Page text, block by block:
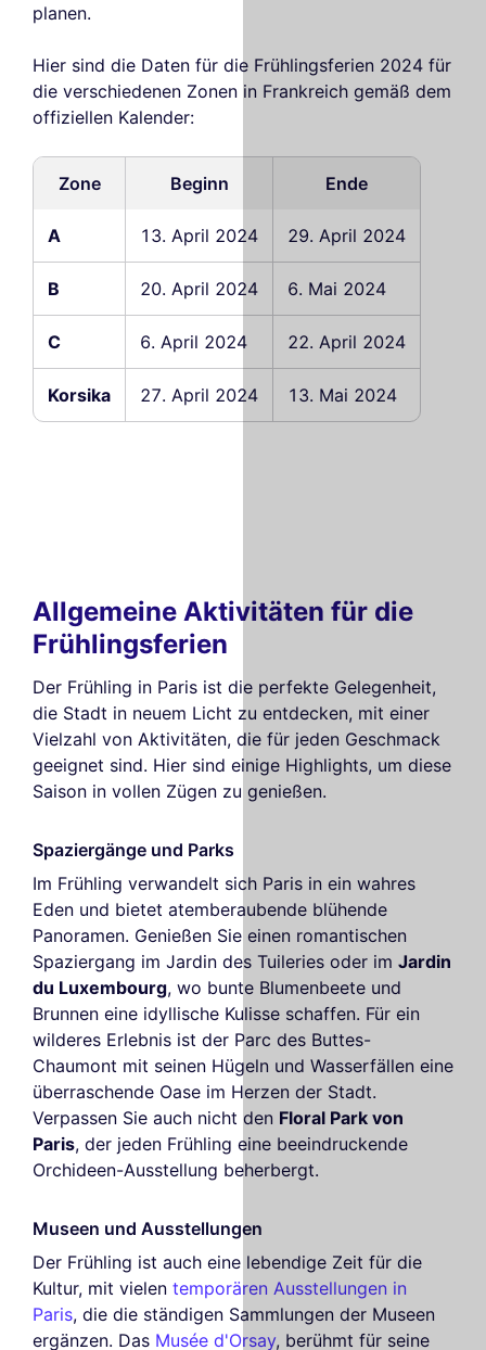
planen.
Hier sind die Daten für die Frühlingsferien 2024 für
die verschiedenen Zonen in Frankreich gemäß dem
offiziellen Kalender:
Zone Beginn Ende
A 13. April 2024 29. April 2024
B 20. April 2024 6. Mai 2024
C 6. April 2024 22. April 2024
Korsika 27. April 2024 13. Mai 2024
Allgemeine Aktivitäten für die
Frühlingsferien
Der Frühling in Paris ist die perfekte Gelegenheit,
die Stadt in neuem Licht zu entdecken, mit einer
Vielzahl von Aktivitäten, die für jeden Geschmack
geeignet sind. Hier sind einige Highlights, um diese
Saison in vollen Zügen zu genießen.
Spaziergänge und Parks
Im Frühling verwandelt sich Paris in ein wahres
Eden und bietet atemberaubende blühende
Panoramen. Genießen Sie einen romantischen
Spaziergang im Jardin des Tuileries oder im Jardin
du Luxembourg, wo bunte Blumenbeete und
Brunnen eine idyllische Kulisse schaffen. Für ein
wilderes Erlebnis ist der Parc des Buttes-
Chaumont mit seinen Hügeln und Wasserfällen eine
überraschende Oase im Herzen der Stadt.
Verpassen Sie auch nicht den Floral Park von
Paris, der jeden Frühling eine beeindruckende
Orchideen-Ausstellung beherbergt.
Museen und Ausstellungen
Der Frühling ist auch eine lebendige Zeit für die
Kultur, mit vielen temporären Ausstellungen in
Paris, die die ständigen Sammlungen der Museen
ergänzen. Das Musée d'Orsay, berühmt für seine